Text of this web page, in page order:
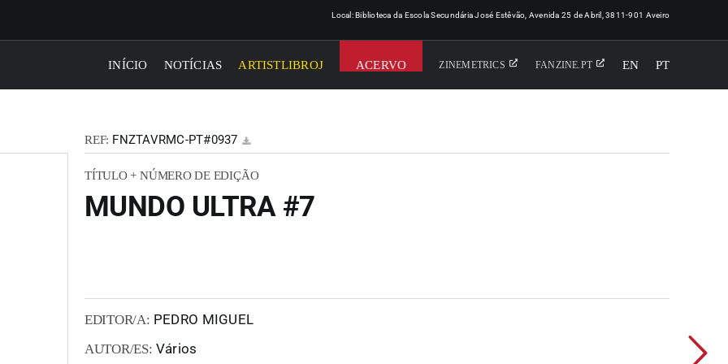
Local: Biblioteca da Escola Secundária José Estêvão, Avenida 25 de Abril, 3811-901 Aveiro
INÍCIO NOTÍCIAS ARTISTLIBROJ ACERVO ZINEMETRICS FANZINE.PT EN PT
REF: FNZTAVRMC-PT#0937
TÍTULO + NÚMERO DE EDIÇÃO
MUNDO ULTRA #7
EDITOR/A: PEDRO MIGUEL
AUTOR/ES: Vários